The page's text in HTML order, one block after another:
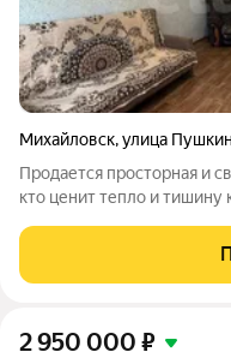
Михайловск,улица
Продается просторная и
кто ценит тепло и
востребованный и
очень теплая зимой. Вся
2 950 000 ₽